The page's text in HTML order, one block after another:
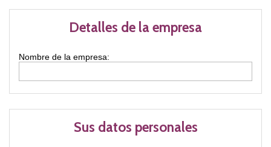
Sus datos personales
Detalles de la empresa
Nombre de la empresa: